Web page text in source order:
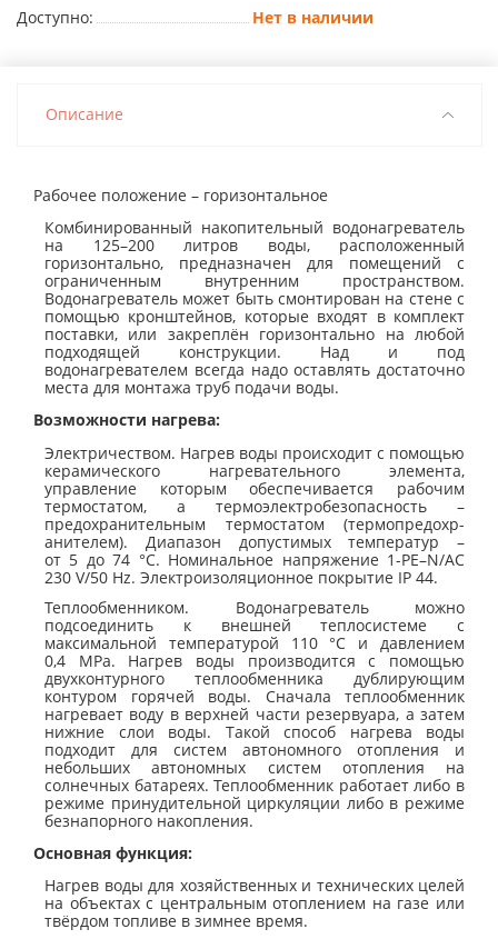
Доступно:
Нет в наличии
Описание
Рабочее положение – горизонтальное
Комбинированный накопительный водонагреватель
на 125–200 литров воды, расположенный
горизонтально, предназначен для помещений с
ограниченным внутренним пространством.
Водонагреватель может быть смонтирован на стене с
помощью кронштейнов, которые входят в комплект
поставки, или закреплён горизонтально на любой
подходящей конструкции. Над и под
водонагревателем всегда надо оставлять достаточно
места для монтажа труб подачи воды.
Возможности нагрева:
Электричеством. Нагрев воды происходит с помощью
керамического нагревательного элемента,
управление которым обеспечивается рабочим
термостатом, а термоэлектроб­езопасность –
предохранительным термостатом (термопредохр­
анителем). Диапазон допустимых температур –
от 5 до 74 °С. Номинальное напряжение 1-PE–N/AC
230 V/50 Hz. Электроизоляционное покрытие IP 44.
Теплообменником. Водонагреватель можно
подсоединить к внешней теплосистеме с
максимальной температурой 110 °C и давлением
0,4 MPa. Нагрев воды производится с помощью
двухконтурного теплообменника дублирующим
контуром горячей воды. Сначала теплообменник
нагревает воду в верхней части резервуара, а затем
нижние слои воды. Такой способ нагрева воды
подходит для систем автономного отопления и
небольших автономных систем отопления на
солнечных батареях. Теплообменник работает либо в
режиме принудительной циркуляции либо в режиме
безнапорного накопления.
Основная функция:
Нагрев воды для хозяйственных и технических целей
на объектах с центральным отоплением на газе или
твёрдом топливе в зимнее время.